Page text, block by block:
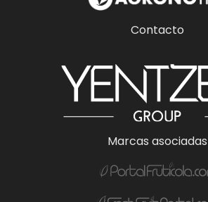
Contacto
Marcas asociadas